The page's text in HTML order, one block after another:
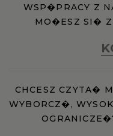
WSP�PRACY Z
MO�ESZ SI� Z
CHCESZ CZYTA�
WYBORCZ�,